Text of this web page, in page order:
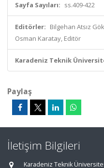
Sayfa Sayıları: ss.409-422
Editörler: Bilgehan Atsız
Osman Karatay, Editör
Karadeniz Teknik
Paylaş
İletişim Bilgileri
Karadeniz Teknik